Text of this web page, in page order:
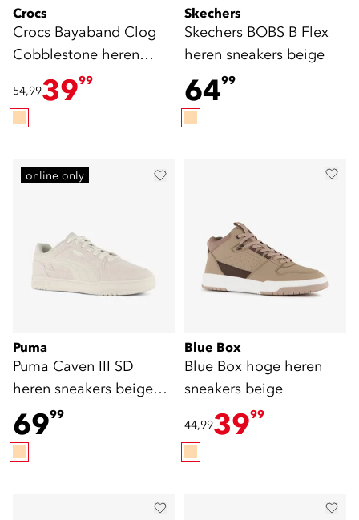
Crocs
Crocs Bayaband Clog
Cobblestone heren
klompen
54,993999
Skechers
Skechers BOBS B Flex
heren sneakers beige
6499
online only
Puma
Puma Caven III SD
heren sneakers beige
wit
6999
Blue Box
Blue Box hoge heren
sneakers beige
44,993999